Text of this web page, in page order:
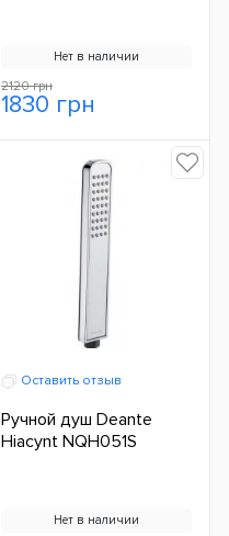
Нет в наличии
2120 грн
1830 грн
Оставить отзыв
Ручной душ Deante
Hiacynt NQH051S
Нет в наличии